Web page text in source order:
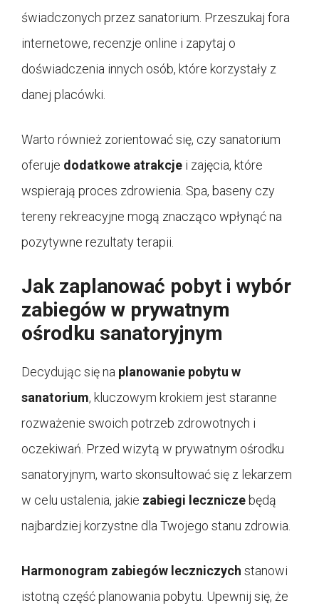
świadczonych przez sanatorium. Przeszukaj fora
internetowe, recenzje online i zapytaj o
doświadczenia innych osób, które korzystały z
danej placówki.
Warto również zorientować się, czy sanatorium
oferuje dodatkowe atrakcje i zajęcia, które
wspierają proces zdrowienia. Spa, baseny czy
tereny rekreacyjne mogą znacząco wpłynąć na
pozytywne rezultaty terapii.
Jak zaplanować pobyt i wybór
zabiegów w prywatnym
ośrodku sanatoryjnym
Decydując się na planowanie pobytu w
sanatorium, kluczowym krokiem jest staranne
rozważenie swoich potrzeb zdrowotnych i
oczekiwań. Przed wizytą w prywatnym ośrodku
sanatoryjnym, warto skonsultować się z lekarzem
w celu ustalenia, jakie zabiegi lecznicze będą
najbardziej korzystne dla Twojego stanu zdrowia.
Harmonogram zabiegów leczniczych stanowi
istotną część planowania pobytu. Upewnij się, że